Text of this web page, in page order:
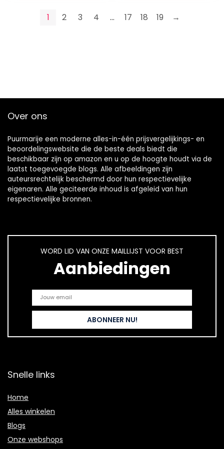
Graphics | Windows
OS | QWERTY
1 2 3 4 … 17 18 19 →
Over ons
Puurmarije een moderne alles-in-één prijsvergelijkings- en
beoordelingswebsite die de beste deals biedt die
beschikbaar zijn op amazon en u op de hoogte houdt via de
laatst toegevoegde blogs. Alle afbeeldingen zijn
auteursrechtelijk beschermd door hun respectievelijke
eigenaren. Alle geciteerde inhoud is afgeleid van hun
respectievelijke bronnen.
WORD LID VAN ONZE MAILLIJST VOOR BEST
Aanbiedingen
Snelle links
Home
Alles winkelen
Blogs
Onze webshops